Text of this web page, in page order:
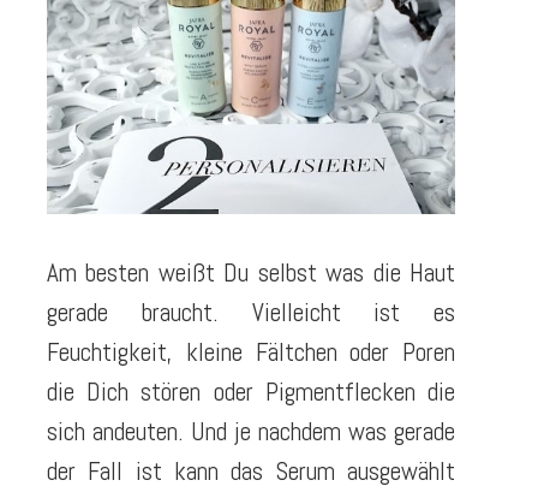
Am besten weißt Du selbst was die Haut
gerade braucht. Vielleicht ist es
Feuchtigkeit, kleine Fältchen oder Poren
die Dich stören oder Pigmentflecken die
sich andeuten. Und je nachdem was gerade
der Fall ist kann das Serum ausgewählt